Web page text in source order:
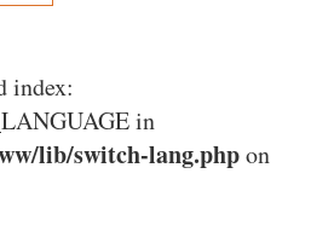
index:
in
lib/switch-lang.phpon